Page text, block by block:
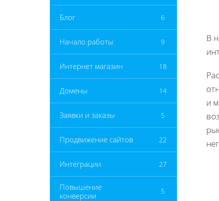
Блог 6
Начало работы 9
Интернет магазин 18
Домены 14
Заявки и заказы 5
Продвижение сайтов 22
Интеграции 27
Повышение
конверсии
5
В
и